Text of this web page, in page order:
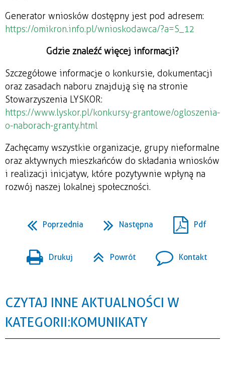
https://omikron.info.pl/wnioskodawca/?a=S_12
Gdzie znaleźć więcej informacji?
Szczegółowe informacje o konkursie, dokumentacji
oraz zasadach naboru znajdują się na stronie
https://www.lyskor.pl/konkursy-grantowe/ogloszenia-
o-naborach-granty.html
Zachęcamy wszystkie organizacje, grupy nieformalne
oraz aktywnych mieszkańców do składania wniosków
i realizacji inicjatyw, które pozytywnie wpłyną na
rozwój naszej lokalnej społeczności.
Poprzednia Następna Pdf
Drukuj Powrót Kontakt
CZYTAJ INNE AKTUALNOŚCI W
KATEGORII: KOMUNIKATY